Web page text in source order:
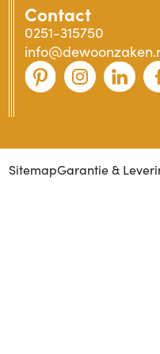
Contact
0251-315750
SitemapGarantie &